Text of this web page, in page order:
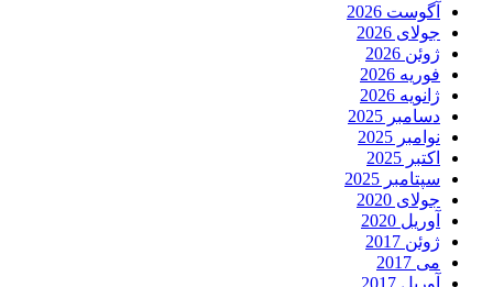
آگوست 2026
جولای 2026
ژوئن 2026
فوریه 2026
ژانویه 2026
دسامبر 2025
نوامبر 2025
اکتبر 2025
سپتامبر 2025
جولای 2020
آوریل 2020
ژوئن 2017
می 2017
آوریل 2017